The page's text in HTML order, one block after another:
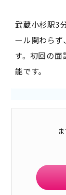
武蔵小杉駅3
ール関わら
す。初回の
能です。